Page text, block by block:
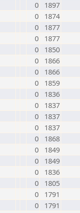
0
1897
0
1874
0
1877
0
1877
0
1850
0
1866
0
1866
0
1859
0
1836
0
1837
0
1837
0
1837
0
1868
0
1849
0
1849
0
1836
0
1805
0
1791
0
1791